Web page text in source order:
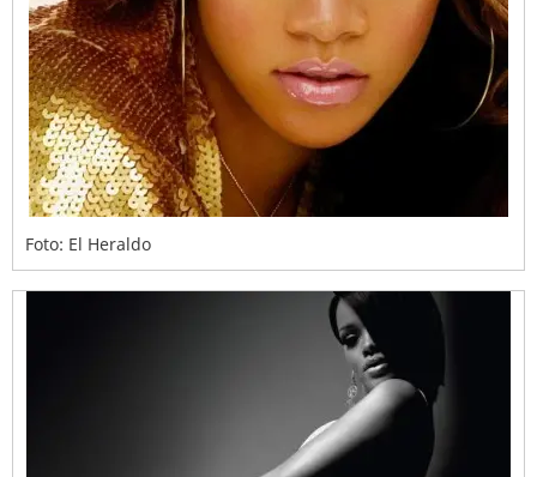
Foto: El Heraldo